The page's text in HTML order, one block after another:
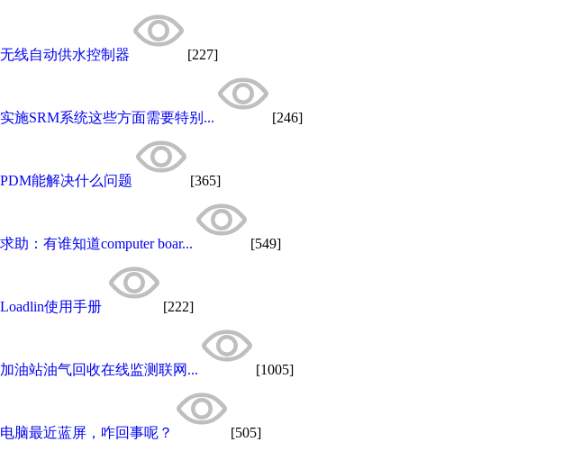
无线自动供水控制器 [227]
实施SRM系统这些方面需要特别... [246]
PDM能解决什么问题 [365]
求助：有谁知道computer boar... [549]
Loadlin使用手册 [222]
加油站油气回收在线监测联网... [1005]
电脑最近蓝屏，咋回事呢？ [505]